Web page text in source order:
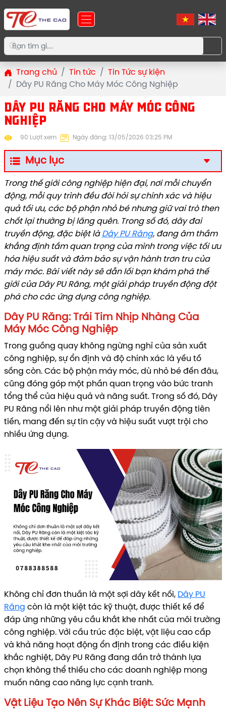
Trang chủ Tin tức
Tin Tức sự kiện
Dây PU Răng Cho Máy Móc Công Nghiệp
DÂY PU RĂNG CHO MÁY MÓC CÔNG
NGHIỆP
90 Lượt xem Ngày đăng: 13/05/2026 03:25 PM
Mục lục
Trong thế giới công nghiệp hiện đại, nơi mỗi chuyển
động, mỗi quy trình đều đòi hỏi sự chính xác và hiệu
quả tối ưu, các bộ phận nhỏ bé nhưng giữ vai trò then
chốt lại thường bị lãng quên. Trong số đó, dây đai
truyền động, đặc biệt là Dây PU Răng, đang âm thầm
khẳng định tầm quan trọng của mình trong việc tối ưu
hóa hiệu suất và đảm bảo sự vận hành trơn tru của
máy móc. Bài viết này sẽ dẫn lối bạn khám phá thế
giới của Dây PU Răng, một giải pháp truyền động đột
phá cho các ứng dụng công nghiệp.
Dây PU Răng: Trái Tim Nhịp Nhàng Của
Máy Móc Công Nghiệp
Trong guồng quay không ngừng nghỉ của sản xuất
công nghiệp, sự ổn định và độ chính xác là yếu tố
sống còn. Các bộ phận máy móc, dù nhỏ bé đến đâu,
cũng đóng góp một phần quan trọng vào bức tranh
tổng thể của hiệu quả và năng suất. Trong số đó, Dây
PU Răng nổi lên như một giải pháp truyền động tiên
tiến, mang đến sự tin cậy và hiệu suất vượt trội cho
nhiều ứng dụng.
Không chỉ đơn thuần là một sợi dây kết nối, Dây PU
Răng còn là một kiệt tác kỹ thuật, được thiết kế để
đáp ứng những yêu cầu khắt khe nhất của môi trường
công nghiệp. Với cấu trúc đặc biệt, vật liệu cao cấp
và khả năng hoạt động ổn định trong các điều kiện
khắc nghiệt, Dây PU Răng đang dần trở thành lựa
chọn không thể thiếu cho các doanh nghiệp mong
muốn nâng cao năng lực cạnh tranh.
Vật Liệu Tạo Nên Sự Khác Biệt: Sức Mạnh